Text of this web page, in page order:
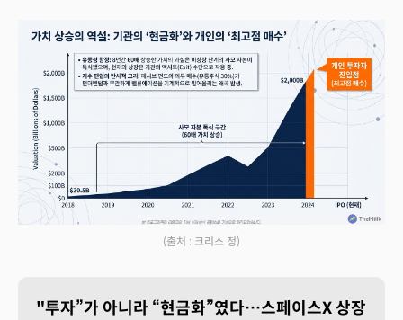
(출처 : 크리스 정)
"투자”가 아니라 “현금화”였다…스페이스X 상장